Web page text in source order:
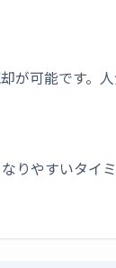
が可能です。
りやすいタイ